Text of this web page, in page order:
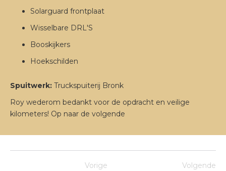
Solarguard frontplaat
Wisselbare DRL'S
Booskijkers
Hoekschilden
Spuitwerk: Truckspuiterij Bronk
Roy wederom bedankt voor de opdracht en veilige
kilometers! Op naar de volgende
Vorige Volgende